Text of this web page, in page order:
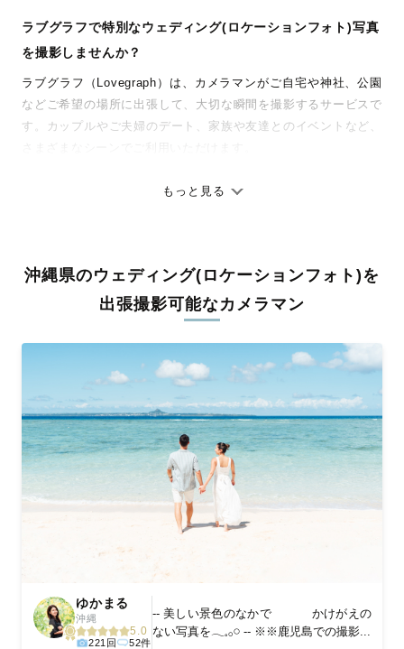
ラブグラフで特別なウェディング(ロケーションフォト)写真
を撮影しませんか？
ラブグラフ（Lovegraph）は、カメラマンがご自宅や神社、公園
などご希望の場所に出張して、大切な瞬間を撮影するサービスで
す。カップルやご夫婦のデート、家族や友達とのイベントなど、
ありのままの空気感を大切に、何十年経っても見返したくなるよ
料金は全国どこでも一律。わかりやすく安心の価格設定です。オ
リジナルの研修と厳正な審査に合格し、撮影技術やホスピタリテ
ィを身につけたプロのカメラマンが全国47都道府県に在籍してい
撮影後は、独自の編集技術で写真の明るさや色合いを丁寧に調
整。自然な雰囲気を残しつつも、おしゃれで洗練された仕上がり
に。きっと「こんな写真を撮ってほしかった！」と思える一枚に
出会えます。まずは、ラブグラフの 撮影事例
もっと見る
沖縄県のウェディング(ロケーションフォト)を
出張撮影可能なカメラマン
ゆかまる
沖縄
5.0
221回 52件
-- 美しい景色のなかで かけがえの
ない写真を𓂃𓈒𓂂𓏸 -- ※※鹿児島での撮影...